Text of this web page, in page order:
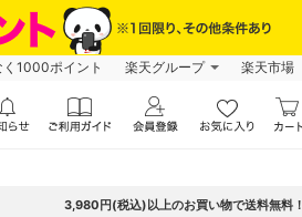
1000ポイント 楽天グループ 楽天市場
3,980円(税込)以上のお買い物で送料無料！